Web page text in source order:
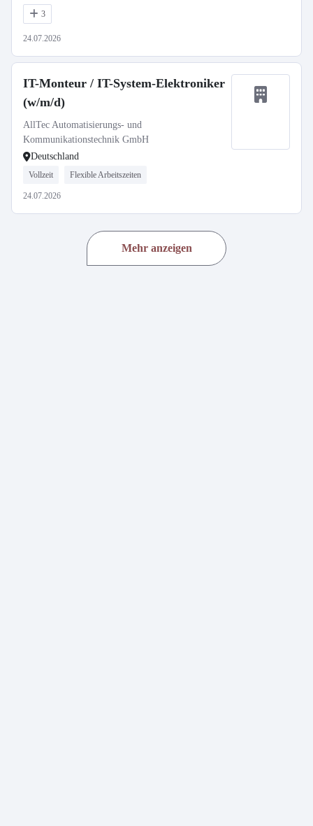
3
24.07.2026
IT-Monteur / IT-System-Elektroniker
(w/m/d)
AllTec Automatisierungs- und
Kommunikationstechnik GmbH
Deutschland
Vollzeit Flexible Arbeitszeiten
24.07.2026
Mehr anzeigen